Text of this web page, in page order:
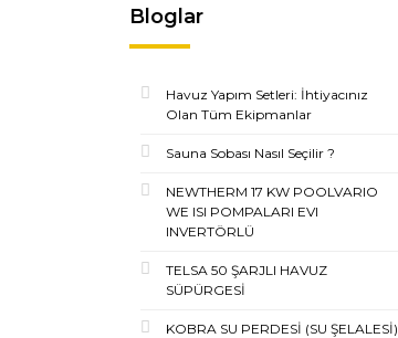
Bloglar
Havuz Yapım Setleri: İhtiyacınız
Olan Tüm Ekipmanlar
Sauna Sobası Nasıl Seçilir ?
NEWTHERM 17 KW POOLVARIO
WE ISI POMPALARI EVI
INVERTÖRLÜ
TELSA 50 ŞARJLI HAVUZ
SÜPÜRGESİ
KOBRA SU PERDESİ (SU ŞELALESİ)